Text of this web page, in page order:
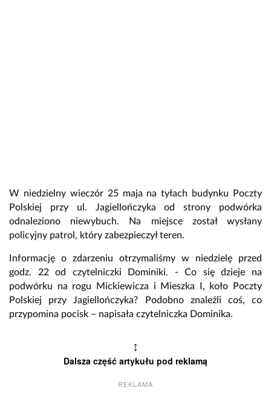
W niedzielny wieczór 25 maja na tyłach budynku Poczty
Polskiej przy ul. Jagiellończyka od strony podwórka
odnaleziono niewybuch. Na miejsce został wysłany
policyjny patrol, który zabezpieczył teren.
Informację o zdarzeniu otrzymaliśmy w niedzielę przed
godz. 22 od czytelniczki Dominiki. - Co się dzieje na
podwórku na rogu Mickiewicza i Mieszka I, koło Poczty
Polskiej przy Jagiellończyka? Podobno znaleźli coś, co
przypomina pocisk – napisała czytelniczka Dominika.
↕
Dalsza część artykułu pod reklamą
REKLAMA